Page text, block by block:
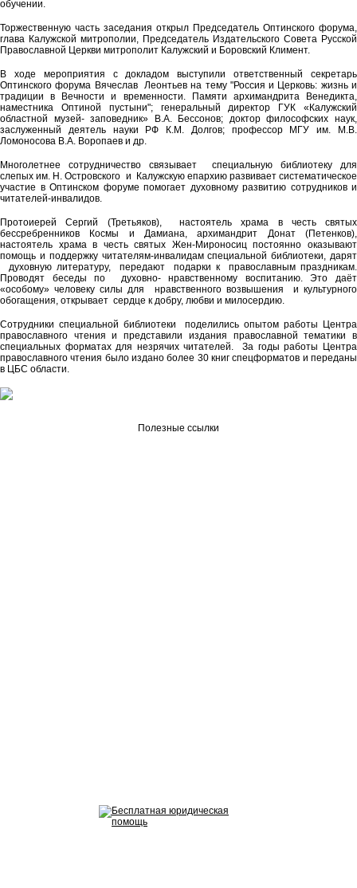
обучении.
Торжественную часть заседания открыл Председатель Оптинского форума,
глава Калужской митрополии, Председатель Издательского Совета Русской
Православной Церкви митрополит Калужский и Боровский Климент.
В ходе мероприятия с докладом выступили ответственный секретарь
Оптинского форума Вячеслав Леонтьев на тему "Россия и Церковь: жизнь и
традиции в Вечности и временности. Памяти архимандрита Венедикта,
наместника Оптиной пустыни"; генеральный директор ГУК «Калужский
областной музей- заповедник» В.А. Бессонов; доктор философских наук,
заслуженный деятель науки РФ К.М. Долгов; профессор МГУ им. М.В.
Ломоносова В.А. Воропаев и др.
Многолетнее сотрудничество связывает специальную библиотеку для
слепых им. Н. Островского и Калужскую епархию развивает систематическое
участие в Оптинском форуме помогает духовному развитию сотрудников и
читателей-инвалидов.
Протоиерей Сергий (Третьяков), настоятель храма в честь святых
бессребренников Космы и Дамиана, архимандрит Донат (Петенков),
настоятель храма в честь святых Жен-Мироносиц постоянно оказывают
помощь и поддержку читателям-инвалидам специальной библиотеки, дарят
духовную литературу, передают подарки к православным праздникам.
Проводят беседы по духовно- нравственному воспитанию. Это даёт
«особому» человеку силы для нравственного возвышения и культурного
обогащения, открывает сердце к добру, любви и милосердию.
Сотрудники специальной библиотеки поделились опытом работы Центра
православного чтения и представили издания православной тематики в
специальных форматах для незрячих читателей. За годы работы Центра
православного чтения было издано более 30 книг спецформатов и переданы
в ЦБС области.
Полезные ссылки